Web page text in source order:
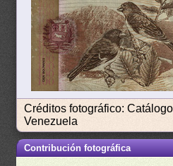
Créditos fotográfico:
Venezuela
Contribución fotográfica